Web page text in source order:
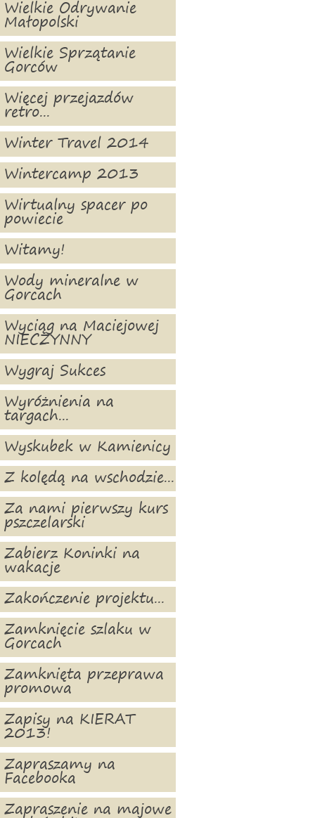
Wielkie Odrywanie
Małopolski
Wielkie Sprzątanie
Gorców
Więcej przejazdów
retro...
Winter Travel 2014
Wintercamp 2013
Wirtualny spacer po
powiecie
Witamy!
Wody mineralne w
Gorcach
Wyciąg na Maciejowej
NIECZYNNY
Wygraj Sukces
Wyróżnienia na
targach...
Wyskubek w Kamienicy
Z kolędą na wschodzie...
Za nami pierwszy kurs
pszczelarski
Zabierz Koninki na
wakacje
Zakończenie projektu...
Zamknięcie szlaku w
Gorcach
Zamknięta przeprawa
promowa
Zapisy na KIERAT
2013!
Zapraszamy na
Facebooka
Zapraszenie na majowe